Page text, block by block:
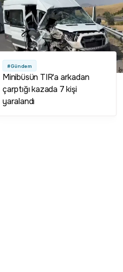
#Gündem
Minibüsün TIR'a arkadan
çarptığı kazada 7 kişi
yaralandı